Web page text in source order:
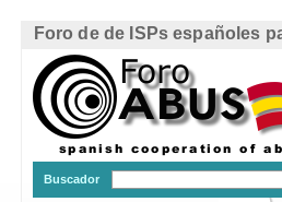
Foro de de ISPs españoles
Buscador